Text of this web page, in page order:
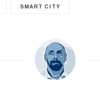
SMART CITY